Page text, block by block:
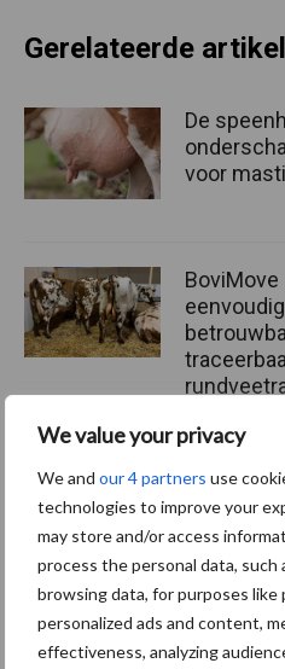
We value your privacy
We and our 4 partners use
technologies to improve your
may store and/or access
process the personal data, such
browsing data, for purposes like
personalized ads and content,
effectiveness, analyzing
Primaire
Gerelateerde
De
voor
Tien